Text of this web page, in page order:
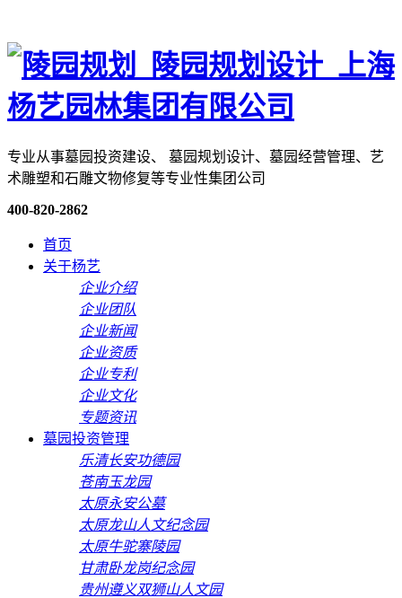
专业从事墓园投资建设、 墓园规划设计、墓园经营管理、艺
术雕塑和石雕文物修复等专业性集团公司
400-820-2862
首页
关于杨艺
企业介绍
企业团队
企业新闻
企业资质
企业专利
企业文化
专题资讯
墓园投资管理
乐清长安功德园
苍南玉龙园
太原永安公墓
太原龙山人文纪念园
太原牛驼寨陵园
甘肃卧龙岗纪念园
贵州遵义双狮山人文园